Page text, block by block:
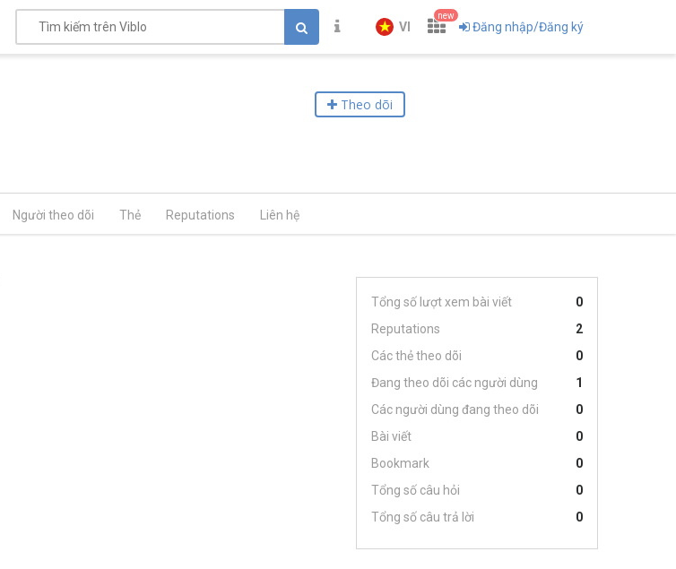
VI
new
Đăng nhập/Đăng ký
Theo dõi
Người theo dõi Thẻ Reputations Liên hệ
Tổng số lượt xem bài viết
0
Reputations
2
Các thẻ theo dõi
0
Đang theo dõi các người dùng
1
Các người dùng đang theo dõi
0
Bài viết
0
Bookmark
0
Tổng số câu hỏi
0
Tổng số câu trả lời
0